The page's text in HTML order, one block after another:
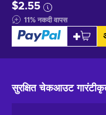
$2.55
11% नकदी वापस
सुरक्षित चेकआउट